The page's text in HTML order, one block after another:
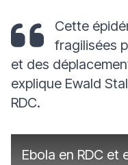
Cette
fragilisées
et des
explique Ewald
RDC.
Ebola en RDC et